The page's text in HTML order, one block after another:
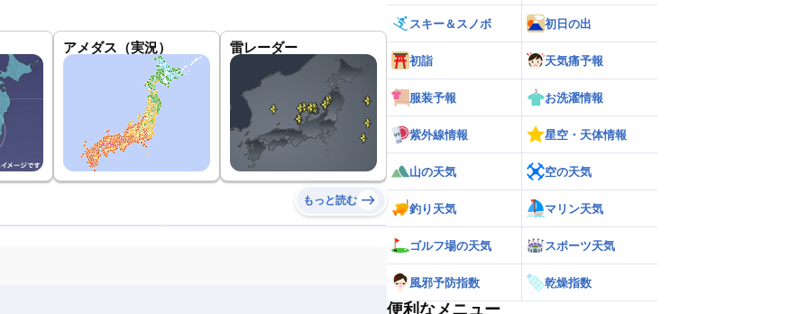
アメダス（実況） 雷レーダー
もっと読む
スキー＆スノボ 初日の出
初詣 天気痛予報
服装予報 お洗濯情報
紫外線情報 星空・天体情報
山の天気 空の天気
釣り天気 マリン天気
ゴルフ場の天気 スポーツ天気
風邪予防指数 乾燥指数
便利なメニュー